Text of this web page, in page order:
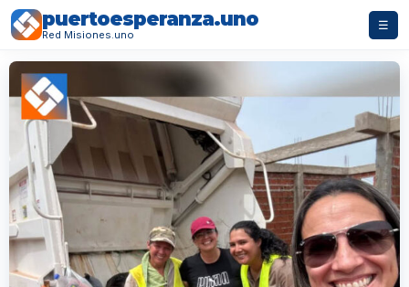
puertoesperanza.uno
Red Misiones.uno
☰